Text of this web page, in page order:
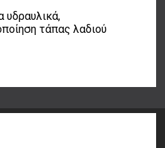
υδραυλικά,
τάπας λαδιού